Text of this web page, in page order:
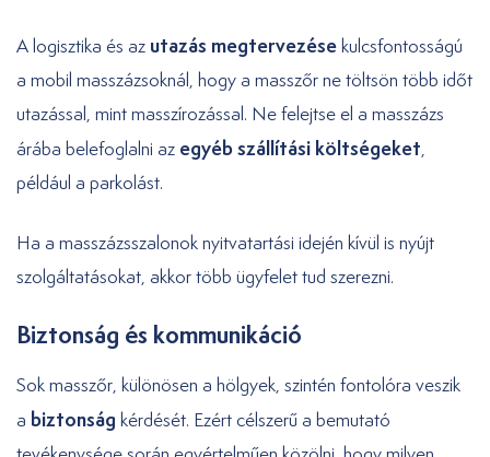
A logisztika és az utazás megtervezésekulcsfontosságú
a mobil masszázsoknál, hogy a masszőr ne töltsön több időt
utazással, mint masszírozással. Ne felejtse el a masszázs
árába belefoglalni az egyéb szállítási költségeket,
például a parkolást.
Ha a masszázsszalonok nyitvatartási idején kívül is nyújt
szolgáltatásokat, akkor több ügyfelet tud szerezni.
Biztonság és kommunikáció
Sok masszőr, különösen a hölgyek, szintén fontolóra veszik
a biztonság kérdését. Ezért célszerű a bemutató